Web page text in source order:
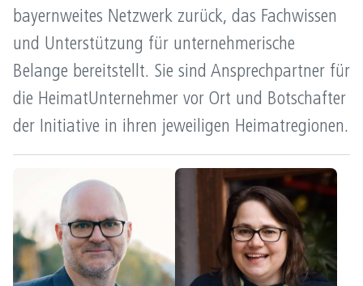
bayernweites Netzwerk zurück, das Fachwissen
und Unterstützung für unternehmerische
Belange bereitstellt. Sie sind Ansprechpartner für
die HeimatUnternehmer vor Ort und Botschafter
der Initiative in ihren jeweiligen Heimatregionen.